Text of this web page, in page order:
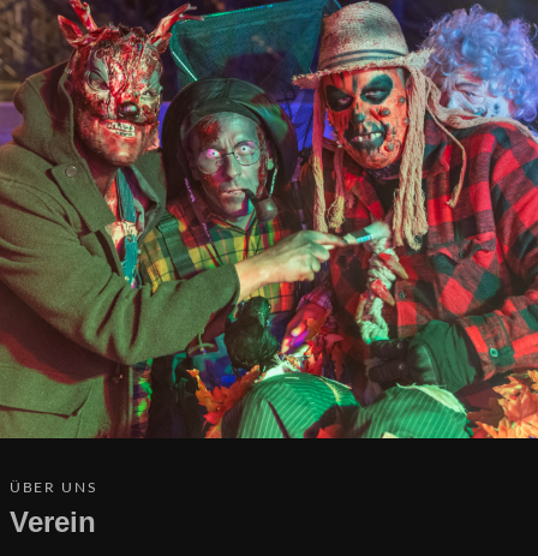
ÜBER UNS
Verein